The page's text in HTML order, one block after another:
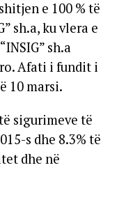
e 100 % të
sh.a, ku vlera e
sh.a
Afati i fundit i
10 marsi.
sigurimeve të
s dhe 8.3% të
dhe në